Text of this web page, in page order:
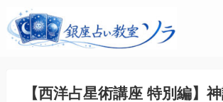
【西洋占星術講座 特別編】